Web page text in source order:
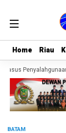
Home Riau
Home Riau
BATAM